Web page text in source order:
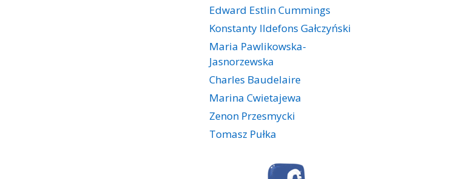
Edward Estlin Cummings
Konstanty Ildefons Gałczyński
Maria Pawlikowska-
Jasnorzewska
Charles Baudelaire
Marina Cwietajewa
Zenon Przesmycki
Tomasz Pułka